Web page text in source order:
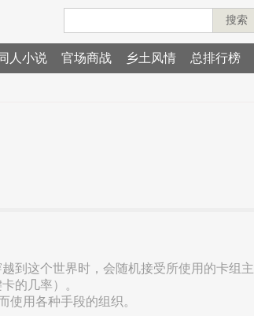
搜索
人小说 官场商战 乡土风情 总排行榜
到这个世界时，会随机接受所使用的卡组主
的几率）。
使用各种手段的组织。